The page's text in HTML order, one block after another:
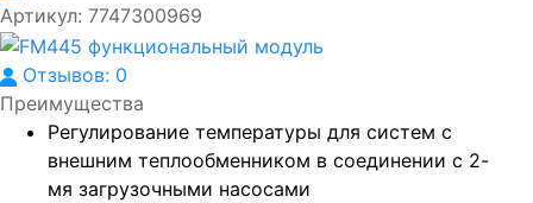
Артикул: 7747300969
Отзывов: 0
Преимущества
Регулирование температуры для систем с
внешним теплообменником в соединении с 2-
мя загрузочными насосами